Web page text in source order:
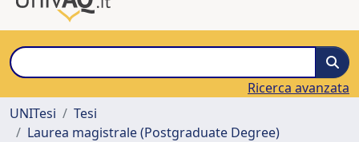
Ricerca avanzata
UNITesi
Tesi
Laurea magistrale (Postgraduate Degree)